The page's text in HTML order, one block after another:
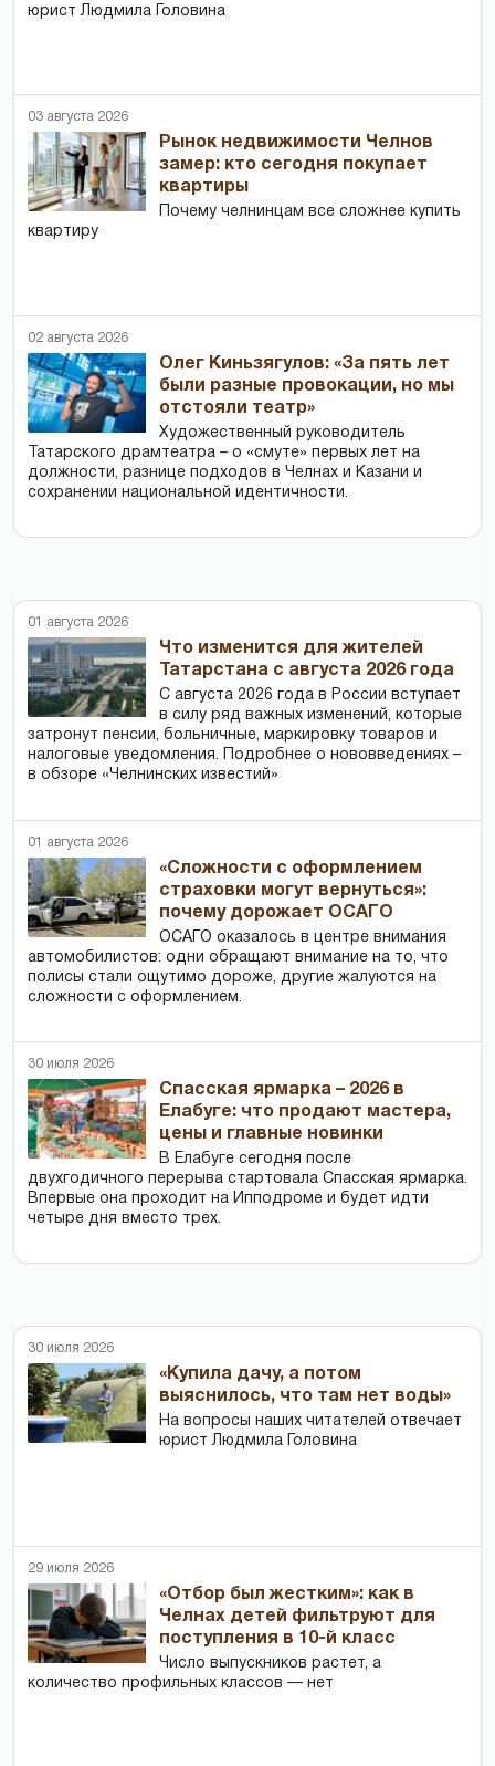
юрист Людмила Головина
03 августа 2026
Рынок недвижимости Челнов
замер: кто сегодня покупает
квартиры
Почему челнинцам все сложнее купить
квартиру
02 августа 2026
Олег Киньзягулов: «За пять лет
были разные провокации, но мы
отстояли театр»
Художественный руководитель
Татарского драмтеатра – о «смуте» первых лет на
должности, разнице подходов в Челнах и Казани и
сохранении национальной идентичности.
01 августа 2026
Что изменится для жителей
Татарстана с августа 2026 года
С августа 2026 года в России вступает
в силу ряд важных изменений, которые
затронут пенсии, больничные, маркировку товаров и
налоговые уведомления. Подробнее о нововведениях –
в обзоре «Челнинских известий»
01 августа 2026
«Сложности с оформлением
страховки могут вернуться»:
почему дорожает ОСАГО
ОСАГО оказалось в центре внимания
автомобилистов: одни обращают внимание на то, что
полисы стали ощутимо дороже, другие жалуются на
сложности с оформлением.
30 июля 2026
Спасская ярмарка – 2026 в
Елабуге: что продают мастера,
цены и главные новинки
В Елабуге сегодня после
двухгодичного перерыва стартовала Спасская ярмарка.
Впервые она проходит на Ипподроме и будет идти
четыре дня вместо трех.
30 июля 2026
«Купила дачу, а потом
выяснилось, что там нет воды»
На вопросы наших читателей отвечает
юрист Людмила Головина
29 июля 2026
«Отбор был жестким»: как в
Челнах детей фильтруют для
поступления в 10-й класс
Число выпускников растет, а
количество профильных классов — нет